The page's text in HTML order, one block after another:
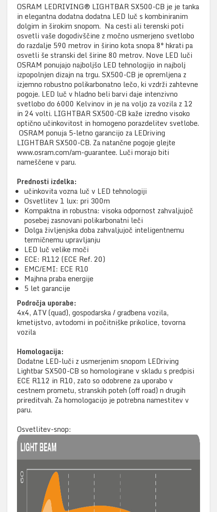
OSRAM LEDRIVING® LIGHTBAR SX500-CB je je tanka
in elegantna dodatna dodatna LED luč s kombiniranim
dolgim in širokim snopom. Na cesti ali terenski poti
osvetli vaše dogodivščine z močno usmerjeno svetlobo
do razdalje 590 metrov in širino kota snopa 8° hkrati pa
osvetli še stranski del širine 80 metrov. Nove LED luči
OSRAM ponujajo najboljšo LED tehnologijo in najbolj
izpopolnjen dizajn na trgu. SX500-CB je opremljena z
izjemno robustno polikarbonatno lečo, ki vzdrži zahtevne
pogoje. LED luč v hladno beli barvi daje intenzivno
svetlobo do 6000 Kelvinov in je na voljo za vozila z 12
in 24 volti. LIGHTBAR SX500-CB kaže izredno visoko
optično učinkovitost in homogeno porazdelitev svetlobe.
OSRAM ponuja 5-letno garancijo za LEDriving
LIGHTBAR SX500-CB. Za natančne pogoje glejte
www.osram.com/am-guarantee. Luči morajo biti
nameščene v paru.
Prednosti izdelka:
učinkovita vozna luč v LED tehnologiji
Osvetlitev 1 lux: pri 300m
Kompaktna in robustna: visoka odpornost zahvaljujoč
posebej zasnovani polikarbonatni leči
Dolga življenjska doba zahvaljujoč inteligentnemu
termičnemu upravljanju
LED luč velike moči
ECE: R112 (ECE Ref. 20)
EMC/EMI: ECE R10
Majhna praba energije
5 let garancije
Področja uporabe:
4x4, ATV (quad), gospodarska / gradbena vozila,
kmetijstvo, avtodomi in počitniške prikolice, tovorna
vozila
Homologacija:
Dodatne LED-luči z usmerjenim snopom LEDriving
Lightbar SX500-CB so homologirane v skladu s predpisi
ECE R112 in R10, zato so odobrene za uporabo v
cestnem prometu, stranskih poteh (off road) n drugih
prireditvah. Za homologacijo je potrebna namestitev v
paru.
Osvetlitev-snop: